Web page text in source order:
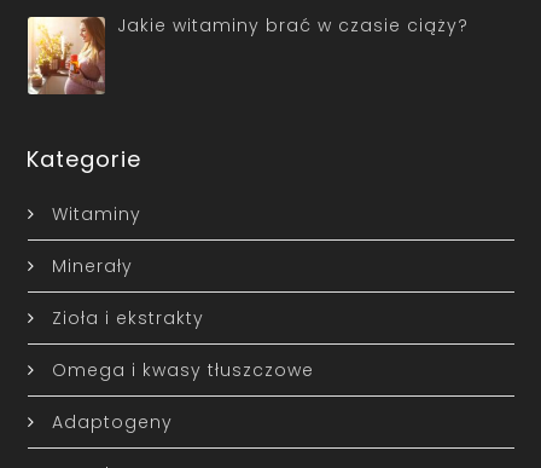
Jakie witaminy brać w czasie ciąży?
Kategorie
Witaminy
Minerały
Zioła i ekstrakty
Omega i kwasy tłuszczowe
Adaptogeny